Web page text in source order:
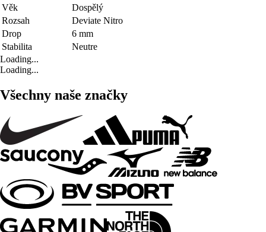
Věk
Dospělý
Rozsah
Deviate Nitro
Drop
6 mm
Stabilita
Neutre
Loading...
Loading...
Všechny naše značky